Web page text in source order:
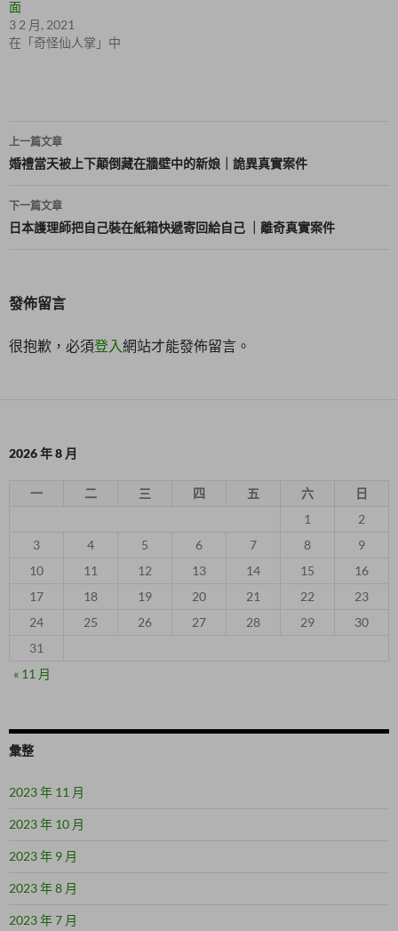
中
開
面
3 2 月, 2021
在「奇怪仙人掌」中
文
章
導
覽
上一篇文章
婚禮當天被上下顛倒藏在牆壁中的新娘｜詭異真實案件
下一篇文章
日本護理師把自己裝在紙箱快遞寄回給自己 ｜離奇真實案件
發佈留言
很抱歉，必須登入網站才能發佈留言。
2026 年 8 月
一 二 三 四 五 六
日
1
2
3
4 5 6 7 8
9
10
11 12 13 14 15
16
17
18 19 20 21 22
23
24
25 26 27 28 29
30
31
« 11 月
彙整
2023 年 11 月
2023 年 10 月
2023 年 9 月
2023 年 8 月
2023 年 7 月